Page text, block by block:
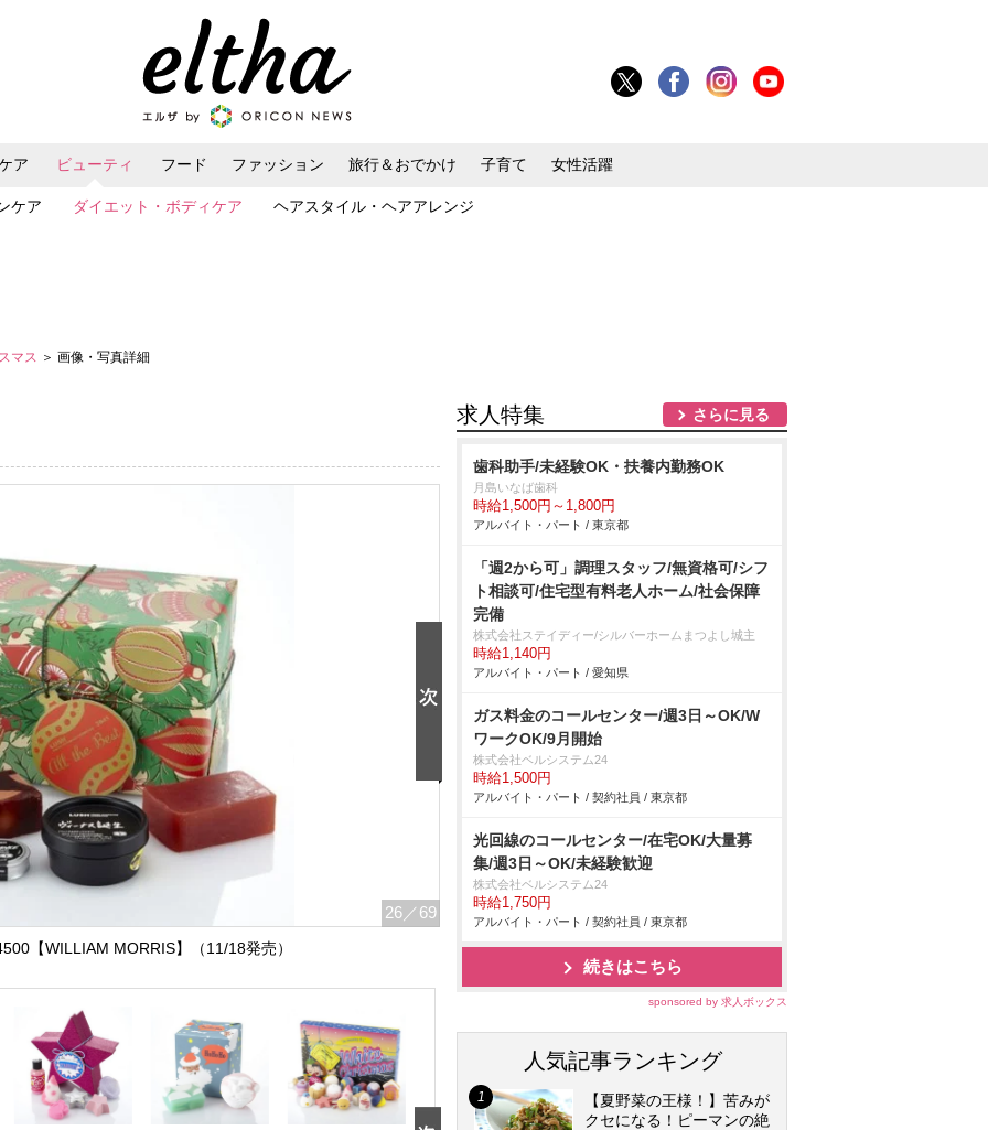
ア ビューティ
ケア ダイエット・ボディケア ヘアスタイル・ヘアアレンジ
フード ファッション 旅行＆おでかけ 子育て 女性活躍
マス ＞ 画像・写真詳細
26 ／69
【WILLIAM MORRIS】（11/18発売）
求人特集 さらに見る
歯科助手/未経験OK・扶養内勤務OK
月島いなば歯科
時給1,500円～1,800円
アルバイト・パート / 東京都
「週2から可」調理スタッフ/無資格可/シフ
ト相談可/住宅型有料老人ホーム/社会保障
完備
株式会社ステイディー/シルバーホームまつよし城主
時給1,140円
アルバイト・パート / 愛知県
ガス料金のコールセンター/週3日～OK/W
ワークOK/9月開始
株式会社ベルシステム24
時給1,500円
アルバイト・パート / 契約社員 / 東京都
光回線のコールセンター/在宅OK/大量募
集/週3日～OK/未経験歓迎
株式会社ベルシステム24
時給1,750円
アルバイト・パート / 契約社員 / 東京都
続きはこちら
sponsored by 求人ボックス
人気記事ランキング
【夏野菜の王様！】苦みが
クセになる！ピーマンの絶